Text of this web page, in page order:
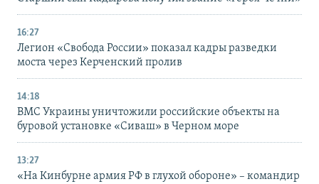
16:27
Легион «Свобода России» показал кадры разведки
моста через Керченский пролив
14:18
ВМС Украины уничтожили российские объекты на
буровой установке «Сиваш» в Черном море
13:27
«На Кинбурне армия РФ в глухой обороне» – командир